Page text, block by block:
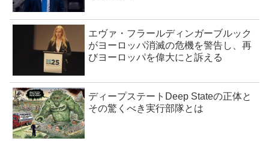
エヴァ・フラールディンガーブルック
がヨーロッパ消滅の危機を警告し、再
びヨーロッパを偉大にと訴える
ディープステートDeep Stateの正体と
その驚くべき実行部隊とは